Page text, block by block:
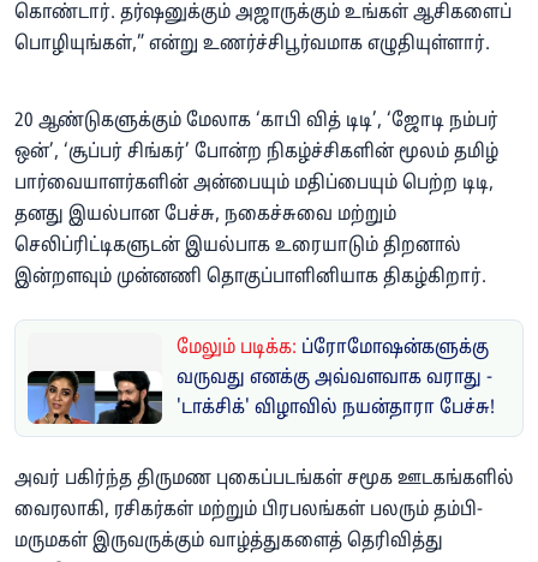
கொண்டார். தர்ஷனுக்கும் அஜாருக்கும் உங்கள் ஆசிகளைப்
பொழியுங்கள்,” என்று உணர்ச்சிபூர்வமாக எழுதியுள்ளார்.
20 ஆண்டுகளுக்கும் மேலாக ‘காபி வித் டிடி’, ‘ஜோடி நம்பர்
ஒன்’, ‘சூப்பர் சிங்கர்’ போன்ற நிகழ்ச்சிகளின் மூலம் தமிழ்
பார்வையாளர்களின் அன்பையும் மதிப்பையும் பெற்ற டிடி,
தனது இயல்பான பேச்சு, நகைச்சுவை மற்றும்
செலிப்ரிட்டிகளுடன் இயல்பாக உரையாடும் திறனால்
இன்றளவும் முன்னணி தொகுப்பாளினியாக திகழ்கிறார்.
மேலும் படிக்க: ப்ரோமோஷன்களுக்கு
வருவது எனக்கு அவ்வளவாக வராது -
'டாக்சிக்' விழாவில் நயன்தாரா பேச்சு!
அவர் பகிர்ந்த திருமண புகைப்படங்கள் சமூக ஊடகங்களில்
வைரலாகி, ரசிகர்கள் மற்றும் பிரபலங்கள் பலரும் தம்பி-
மருமகள் இருவருக்கும் வாழ்த்துகளைத் தெரிவித்து